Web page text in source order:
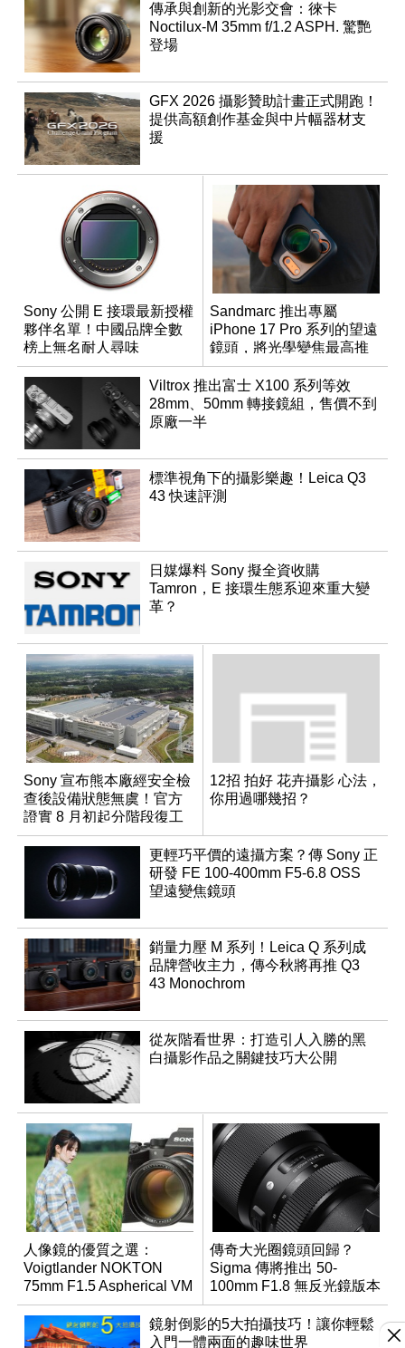
傳承與創新的光影交會：徠卡
Noctilux-M 35mm f/1.2 ASPH. 驚艷
登場
GFX 2026 攝影贊助計畫正式開跑！
提供高額創作基金與中片幅器材支
援
Sony 公開 E 接環最新授權
夥伴名單！中國品牌全數
榜上無名耐人尋味
Sandmarc 推出專屬
iPhone 17 Pro 系列的望遠
鏡頭，將光學變焦最高推
升至 16 倍
Viltrox 推出富士 X100 系列等效
28mm、50mm 轉接鏡組，售價不到
原廠一半
標準視角下的攝影樂趣！Leica Q3
43 快速評測
日媒爆料 Sony 擬全資收購
Tamron，E 接環生態系迎來重大變
革？
Sony 宣布熊本廠經安全檢
查後設備狀態無虞！官方
證實 8 月初起分階段復工
12招 拍好 花卉攝影 心法，
你用過哪幾招？
更輕巧平價的遠攝方案？傳 Sony 正
研發 FE 100-400mm F5-6.8 OSS
望遠變焦鏡頭
銷量力壓 M 系列！Leica Q 系列成
品牌營收主力，傳今秋將再推 Q3
43 Monochrom
從灰階看世界：打造引人入勝的黑
白攝影作品之關鍵技巧大公開
人像鏡的優質之選：
Voigtlander NOKTON
75mm F1.5 Aspherical VM
傳奇大光圈鏡頭回歸？
Sigma 傳將推出 50-
100mm F1.8 無反光鏡版本
鏡射倒影的5大拍攝技巧！讓你輕鬆
入門一體兩面的趣味世界